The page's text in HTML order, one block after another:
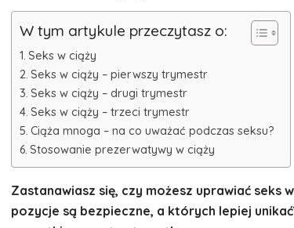
W tym artykule przeczytasz o:
Seks w ciąży
Seks w ciąży – pierwszy trymestr
Seks w ciąży – drugi trymestr
Seks w ciąży – trzeci trymestr
Ciąża mnoga – na co uważać podczas seksu?
Stosowanie prezerwatywy w ciąży
Zastanawiasz się, czy możesz uprawiać seks
pozycje są bezpieczne, a których lepiej